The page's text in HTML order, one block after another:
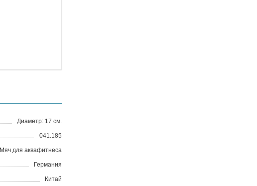
Диаметр: 17 см.
041.185
Мяч для аквафитнеса
Германия
Китай